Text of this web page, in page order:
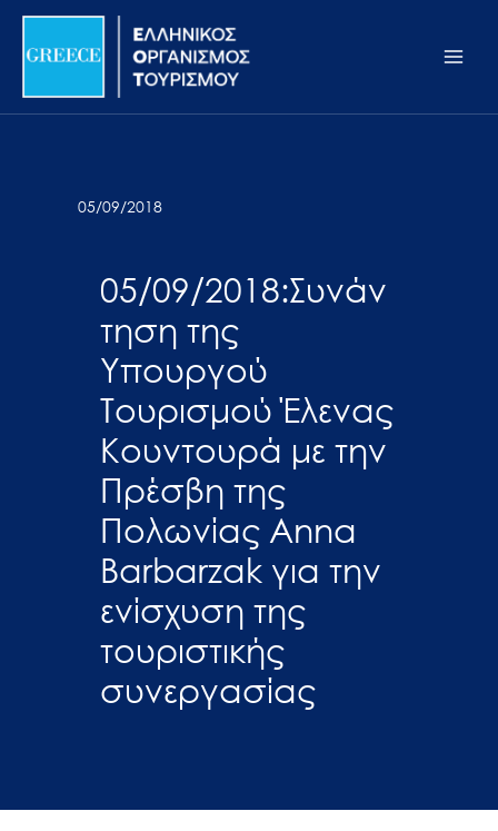
Σημείωση:
ιστότοπος
προσβασιμότητας.
Μετάβαση
περιεχόμενο
05/09/2018
05/09/2018:Συνάν
τηση της
Υπουργού
Τουρισμού Έλενας
Κουντουρά με την
Πρέσβη της
Πολωνίας Anna
Barbarzak για την
ενίσχυση της
τουριστικής
συνεργασίας